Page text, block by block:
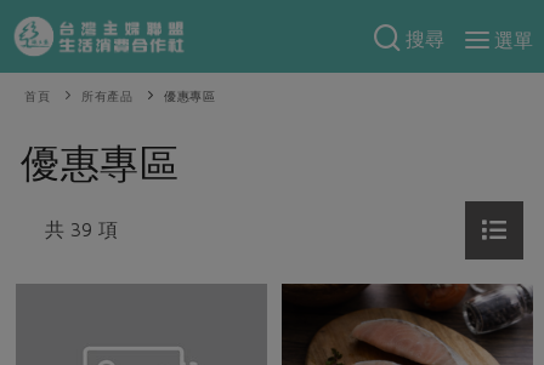
搜尋
選單
產品分類
當季蔬果
一籃菜
芽苗類
奶蛋豆・五穀
食譜料理
防災用品預購圓滿結束
首頁 所有產品 優惠專區
優惠專區
共 39 項